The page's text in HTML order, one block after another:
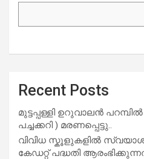
Recent Posts
മുട്ടപ്പള്ളി ഉറുവാലൻ പറമ്പിൽ
പച്ചക്കറി ) മരണപ്പെട്ടു..
വിവിധ സ്കൂളുകളില്‍
കേഡറ്റ് പദ്ധതി